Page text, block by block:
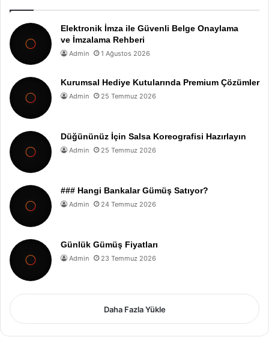
Elektronik İmza ile Güvenli Belge Onaylama
ve İmzalama Rehberi
Admin 1 Ağustos 2026
Kurumsal Hediye Kutularında Premium Çözümler
Admin 25 Temmuz 2026
Düğününüz İçin Salsa Koreografisi Hazırlayın
Admin 25 Temmuz 2026
### Hangi Bankalar Gümüş Satıyor?
Admin 24 Temmuz 2026
Günlük Gümüş Fiyatları
Admin 23 Temmuz 2026
Daha Fazla Yükle